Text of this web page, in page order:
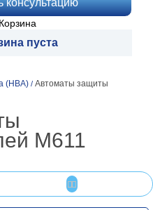
консультацию
Корзина
пуста
(НВА) / Автоматы защиты
M611